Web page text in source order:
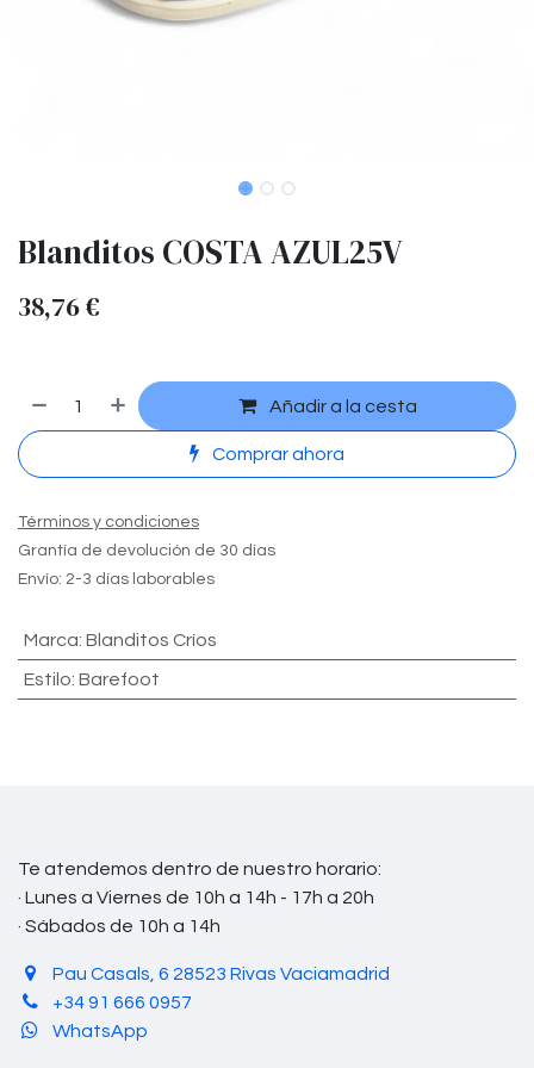
Blanditos COSTA AZUL25V
38,76€
Añadir a la cesta
Comprar ahora
Términos y condiciones
Grantía de devolución de 30 días
Envío: 2-3 días laborables
Marca: Blanditos Críos
Estilo: Barefoot
Te atendemos dentro de nuestro horario:
· Lunes a Viernes de 10h a 14h - 17h a 20h
· Sábados de 10h a 14h
Pau Casals, 6 28523 Rivas Vaciamadrid
+34 91 666 0957
WhatsApp